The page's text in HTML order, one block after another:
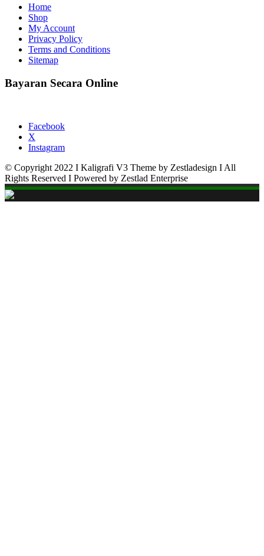
Home
Shop
My Account
Privacy Policy
Terms and Conditions
Sitemap
Bayaran Secara Online
Facebook
X
Instagram
© Copyright 2022 I Kaligrafi V3 Theme by Zestladesign I All
Rights Reserved I Powered by Zestlad Enterprise